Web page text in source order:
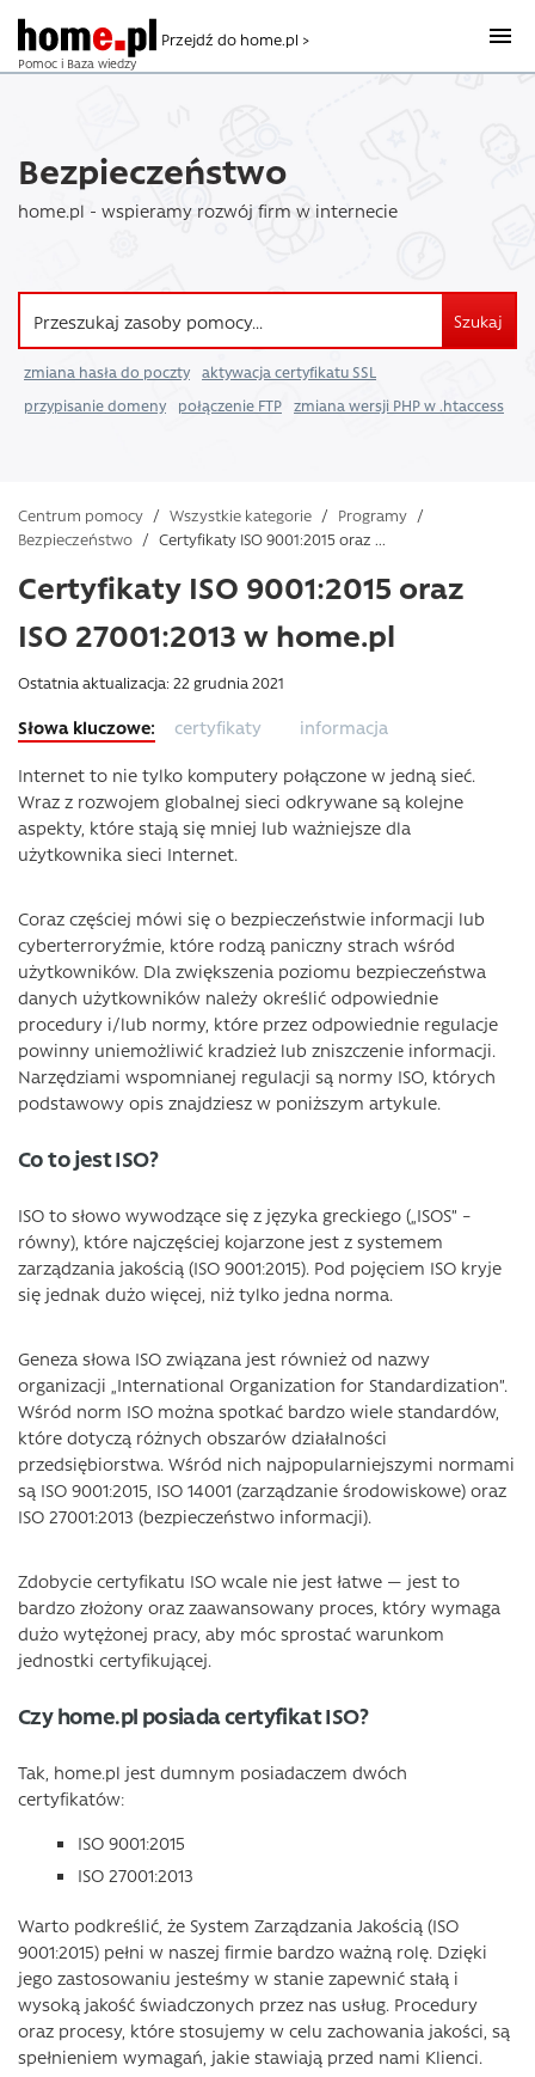
Pomoc i Baza wiedzy
Przejdź do home.pl >
Bezpieczeństwo
home.pl - wspieramy rozwój firm w internecie
Szukaj
zmiana hasła do poczty
aktywacja certyfikatu SSL
przypisanie domeny
połączenie FTP zmiana wersji PHP w .htaccess
Centrum pomocy / Wszystkie kategorie / Programy /
Bezpieczeństwo / Certyfikaty ISO 9001:2015 oraz ...
Certyfikaty ISO 9001:2015 oraz
ISO 27001:2013 w home.pl
Ostatnia aktualizacja: 22 grudnia 2021
certyfikaty
informacja
Internet to nie tylko komputery połączone w jedną sieć.
Wraz z rozwojem globalnej sieci odkrywane są kolejne
aspekty, które stają się mniej lub ważniejsze dla
użytkownika sieci Internet.
Coraz częściej mówi się o bezpieczeństwie informacji lub
cyberterroryźmie, które rodzą paniczny strach wśród
użytkowników. Dla zwiększenia poziomu bezpieczeństwa
danych użytkowników należy określić odpowiednie
procedury i/lub normy, które przez odpowiednie regulacje
powinny uniemożliwić kradzież lub zniszczenie informacji.
Narzędziami wspomnianej regulacji są normy ISO, których
podstawowy opis znajdziesz w poniższym artykule.
Co to jest ISO?
ISO to słowo wywodzące się z języka greckiego („ISOS” –
równy), które najczęściej kojarzone jest z systemem
zarządzania jakością (ISO 9001:2015). Pod pojęciem ISO kryje
się jednak dużo więcej, niż tylko jedna norma.
Geneza słowa ISO związana jest również od nazwy
organizacji „International Organization for Standardization”.
Wśród norm ISO można spotkać bardzo wiele standardów,
które dotyczą różnych obszarów działalności
przedsiębiorstwa. Wśród nich najpopularniejszymi normami
są ISO 9001:2015, ISO 14001 (zarządzanie środowiskowe) oraz
ISO 27001:2013 (bezpieczeństwo informacji).
Zdobycie certyfikatu ISO wcale nie jest łatwe — jest to
bardzo złożony oraz zaawansowany proces, który wymaga
dużo wytężonej pracy, aby móc sprostać warunkom
jednostki certyfikującej.
Czy home.pl posiada certyfikat ISO?
Tak, home.pl jest dumnym posiadaczem dwóch
certyfikatów:
ISO 9001:2015
ISO 27001:2013
Warto podkreślić, że System Zarządzania Jakością (ISO
9001:2015) pełni w naszej firmie bardzo ważną rolę. Dzięki
jego zastosowaniu jesteśmy w stanie zapewnić stałą i
wysoką jakość świadczonych przez nas usług. Procedury
oraz procesy, które stosujemy w celu zachowania jakości, są
spełnieniem wymagań, jakie stawiają przed nami Klienci.